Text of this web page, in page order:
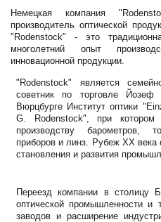
Немецкая компания
производитель оптической
"Rodenstock" - это
многолетний опыт
инновационной продукции.
"Rodenstock" является
советник по торговле
Вюрцбурге Институт оптики
G. Rodenstock", при котором
производству барометров,
приборов и линз. Рубеж XX
становления и развития
Переезд компании в столицу
оптической промышленности и
заводов и расширение